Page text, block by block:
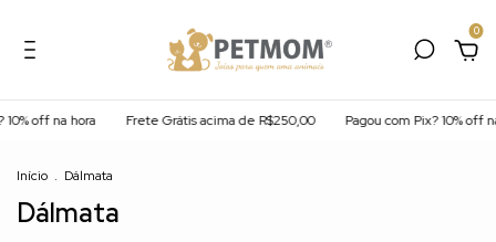
0
off na hora Frete Grátis acima de R$250,00 Pagou com Pix? 10% off na
Início . Dálmata
Dálmata